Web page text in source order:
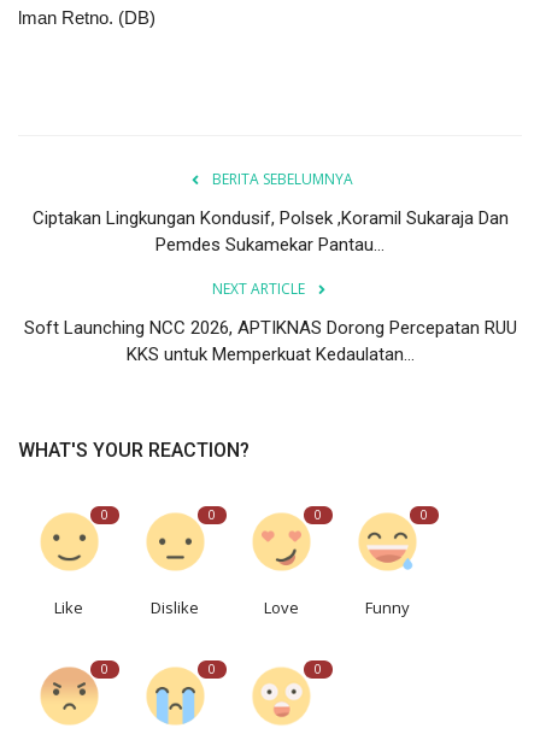
lman Retno. (DB)
BERITA SEBELUMNYA
Ciptakan Lingkungan Kondusif, Polsek ,Koramil Sukaraja Dan
Pemdes Sukamekar Pantau...
NEXT ARTICLE
Soft Launching NCC 2026, APTIKNAS Dorong Percepatan RUU
KKS untuk Memperkuat Kedaulatan...
WHAT'S YOUR REACTION?
0
Like
0
Dislike
0
Love
0
Funny
0 0 0